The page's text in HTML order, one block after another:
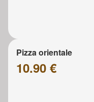
Pizza orientale
10.90 €